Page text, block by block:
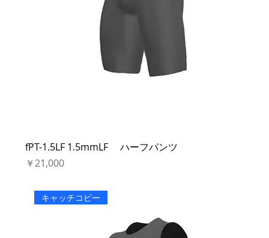
fPT-1.5LF 1.5mmLF ハーフパンツ
価格
￥21,000
キャッチコピー